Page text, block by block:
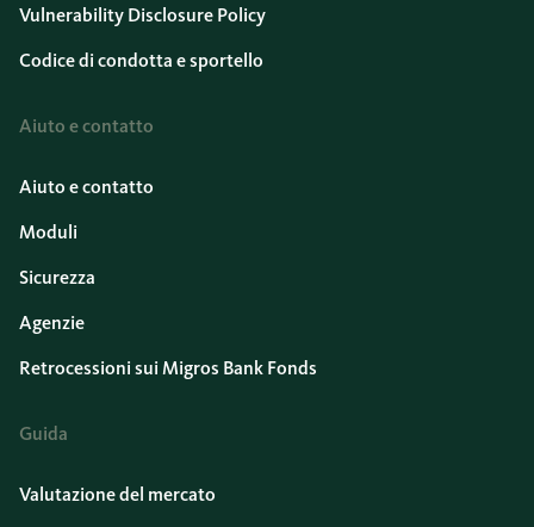
Vulnerability Disclosure Policy
Codice di condotta e sportello
Aiuto e contatto
Aiuto e contatto
Moduli
Sicurezza
Agenzie
Retrocessioni sui Migros Bank Fonds
Guida
Valutazione del mercato